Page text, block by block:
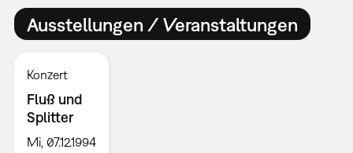
Ausstellungen / Veranstaltungen
Konzert
Fluß und
Splitter
Mi, 07.12.1994